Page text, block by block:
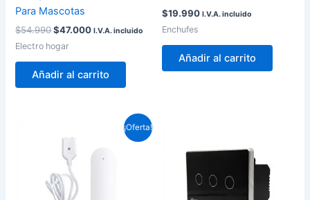
Para Mascotas
$54.990$47.000 I.V.A. incluido
Electro hogar
Añadir al carrito
$19.990 I.V.A. incluido
Enchufes
Añadir al carrito
¡Oferta!
precio
original
era:
$13.990.
es:
precios:
desde
$16.990
hasta
$18.990